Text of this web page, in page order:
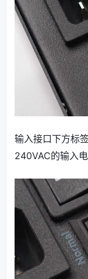
输入接口下方标
240VAC的输入电